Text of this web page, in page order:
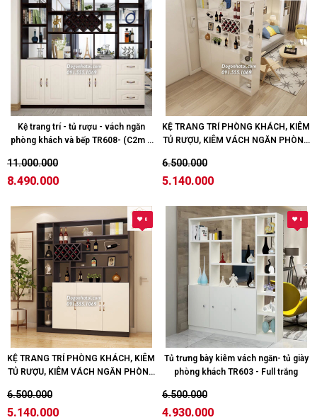
Kệ trang trí - tủ rượu - vách ngăn
phòng khách và bếp TR608- (C2m x
11.000.000
8.490.000
KỆ TRANG TRÍ PHÒNG KHÁCH, KIÊM
TỦ RƯỢU, KIÊM VÁCH NGĂN PHÒNG
6.500.000
5.140.000
0
KỆ TRANG TRÍ PHÒNG KHÁCH, KIÊM
TỦ RƯỢU, KIÊM VÁCH NGĂN PHÒNG
6.500.000
5.140.000
0
Tủ trưng bày kiêm vách ngăn- tủ giày
phòng khách TR603 - Full trắng
6.500.000
4.930.000